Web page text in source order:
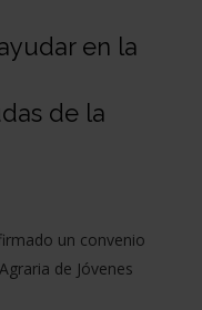
en la
de la
un convenio
de Jóvenes